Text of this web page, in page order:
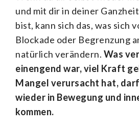
und mit dir in deiner
bist, kann sich das, was sich
Blockade oder Begrenzung
natürlich verändern. Was
einengend war, viel Kraft
Mangel verursacht hat,
wieder in Bewegung und
kommen.